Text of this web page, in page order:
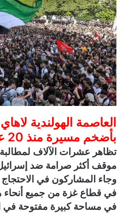
ب
ر
ي
د
ا
إ
ل
ك
ت
و
ي
ا
العاصمة الهولندية
بأضخم مسيرة منذ 20 عامًا
تظاهر عشرات الآلاف لمطالبة
موقف أكثر صرامة ضد
وجاء المشاركون في الاحتجاج
في قطاع غزة من جميع أنحاء
في مساحة كبيرة مفتوحة في